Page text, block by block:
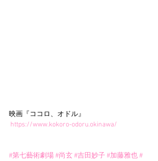
映画『ココロ、オドル』
https://www.kokoro-odoru.okinawa/
#第七藝術劇場#尚玄#吉田妙子 #加藤雅也#